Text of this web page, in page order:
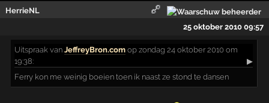
HerrieNL
25 oktober 2010 09:57
Uitspraak vanJeffreyBron.com op zondag 24 oktober 2010 om
19:38:
▶
Ferry kon me weinig boeien toen ik naast ze stond te dansen